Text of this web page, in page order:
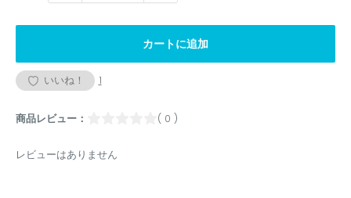
カートに追加
いいね！ 1
商品レビュー： ( 0 )
レビューはありません